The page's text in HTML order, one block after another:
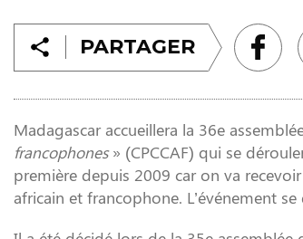
PARTAGER
Madagascar accueillera la 36e
francophones» (CPCCAF) qui se
première depuis 2009 car on va
africain et francophone. L’événement